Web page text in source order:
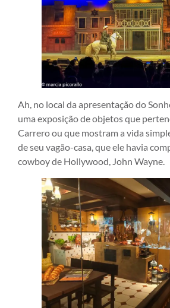
Ah, no local da apresentação do
uma exposição de objetos que
Carrero ou que mostram a vida
de seu vagão-casa, que ele havia
cowboy de Hollywood, John Wayne.